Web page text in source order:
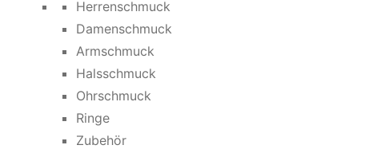
Herrenschmuck
Damenschmuck
Armschmuck
Halsschmuck
Ohrschmuck
Ringe
Zubehör